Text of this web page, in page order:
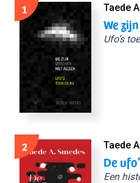
1 Taede
We
Ufo’s
2 Taede
De
Een